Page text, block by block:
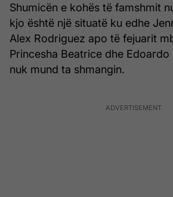
Shumicën e kohës të famshmit
kjo është një situatë ku edhe
Alex Rodriguez apo të fejuarit
Princesha Beatrice dhe
nuk mund ta shmangin.